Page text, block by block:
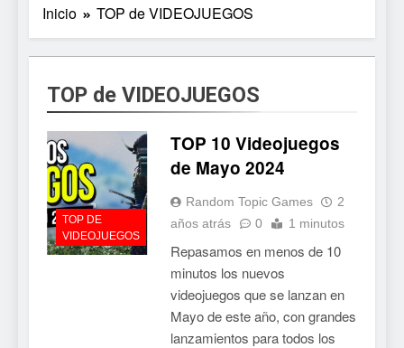
Inicio TOP de VIDEOJUEGOS
TOP de VIDEOJUEGOS
TOP DE
VIDEOJUEGOS
TOP 10 Videojuegos
de Mayo 2024
Random Topic Games
2
años atrás
0 1 minutos
Repasamos en menos de 10
minutos los nuevos
videojuegos que se lanzan en
Mayo de este año, con grandes
lanzamientos para todos los